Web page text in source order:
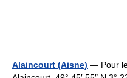
Alaincourt (Aisne) — Pour